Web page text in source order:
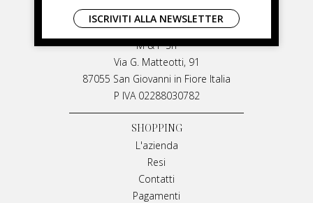
LIVIANA MIRARCHI
M & P Srl
Via G. Matteotti, 91
87055 San Giovanni in Fiore Italia
P IVA 02288030782
SHOPPING
L'azienda
Resi
Contatti
Pagamenti
ISCRIVITI ALLA NEWSLETTER